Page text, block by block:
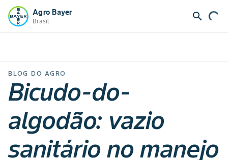
Agro Bayer
Brasil search
BLOG DO AGRO
Bicudo-do-
algodão: vazio
sanitário no manejo